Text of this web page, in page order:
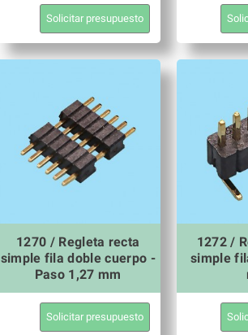
Solicitar presupuesto
1270 / Regleta recta
simple fila doble cuerpo -
Paso 1,27 mm
Solicitar presupuesto
1272 /
simple